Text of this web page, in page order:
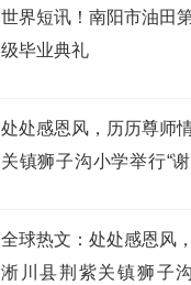
世界短讯！南阳市油田
级毕业典礼
处处感恩风，历历尊
关镇狮子沟小学举行“
全球热文：处处感恩
淅川县荆紫关镇狮子